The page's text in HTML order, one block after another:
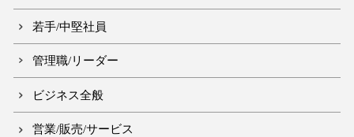
若手/中堅社員
管理職/リーダー
ビジネス全般
営業/販売/サービス